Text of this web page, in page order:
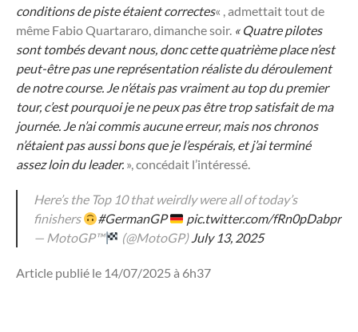
conditions de piste étaient correctes« , admettait tout de
même Fabio Quartararo, dimanche soir. « Quatre pilotes
sont tombés devant nous, donc cette quatrième place n’est
peut-être pas une représentation réaliste du déroulement
de notre course. Je n’étais pas vraiment au top du premier
tour, c’est pourquoi je ne peux pas être trop satisfait de ma
journée. Je n’ai commis aucune erreur, mais nos chronos
n’étaient pas aussi bons que je l’espérais, et j’ai terminé
assez loin du leader. », concédait l’intéressé.
Here’s the Top 10 that weirdly were all of today’s
finishers
#GermanGP
pic.twitter.com/fRn0pDabpr
— MotoGP™
(@MotoGP)July 13, 2025
Article publié le 14/07/2025 à 6h37